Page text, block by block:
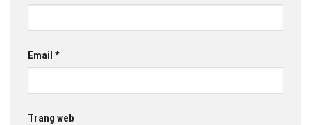
Email *
Trang web